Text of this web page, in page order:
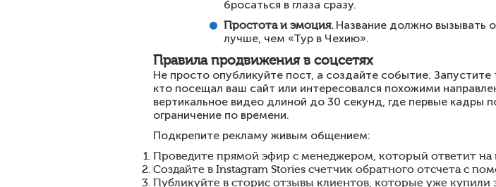
бросаться в глаза сразу.
Простота и эмоция.Название должно вызывать
лучше, чем «Тур в Чехию».
Правила продвижения в соцсетях
Не просто опубликуйте пост, а создайте событие.
кто посещал ваш сайт или интересовался похожими
вертикальное видео длиной до 30 секунд, где первые кадры
ограничение по времени.
Подкрепите рекламу живым общением:
Проведите прямой эфир с менеджером, который ответит
Создайте в Instagram Stories счетчик обратного отсчета с
Публикуйте в сторис отзывы клиентов, которые уже купили